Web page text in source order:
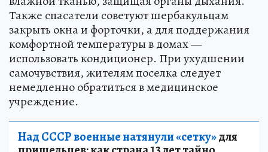
Также спасатели советуют шербакульцам
закрыть окна и форточки, а для поддержания
комфортной температуры в домах —
использовать кондиционер. При ухудшении
самочувствия, жителям поселка следует
немедленно обратиться в медицинское
учреждение.
Над СССР военные натянули «сетку»для